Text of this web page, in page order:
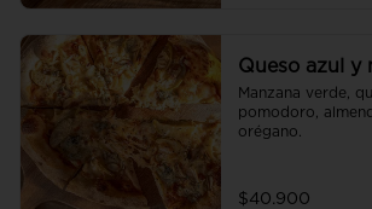
Queso azul y
Manzana verde,
pomodoro,
orégano.
$40.900